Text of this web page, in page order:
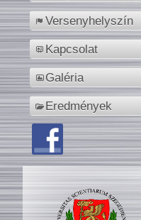
Versenyhelyszín
Kapcsolat
Galéria
Eredmények